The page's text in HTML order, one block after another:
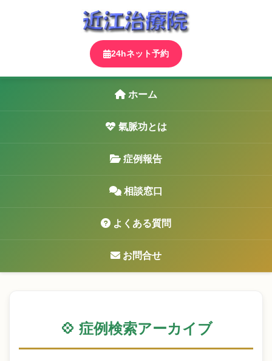
24hネット予約
ホーム
氣脈功とは
症例報告
相談窓口
よくある質問
お問合せ
💠 症例検索アーカイブ